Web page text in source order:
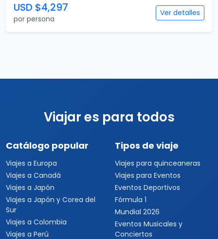
USD $4,297
por persona
Ver detalles
Viajar es para todos
Catálogo popular
Viajes a Europa
Viajes a Canadá
Viajes a Japón
Viajes a Japón y Corea del
Sur
Viajes a Colombia
Viajes a Perú
Tipos de viaje
Viajes para quinceaneras
Viajes para Eventos
Eventos Deportivos
Fórmula 1
Mundial 2026
Eventos Musicales y
Conciertos